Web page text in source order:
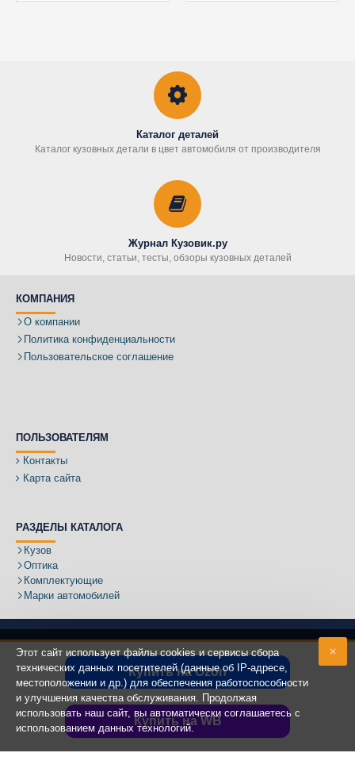
Купить на Ozon
Купить на WB
Каталог деталей
Каталог кузовных детали в цвет автомобиля от производителя
Журнал Кузовик.ру
Новости, статьи, тесты, обзоры кузовных деталей
КОМПАНИЯ
О компании
Политика конфиденциальности
Пользовательское соглашение
ПОЛЬЗОВАТЕЛЯМ
Контакты
Карта сайта
РАЗДЕЛЫ КАТАЛОГА
Кузов
Оптика
Комплектующие
Марки автомобилей
Адрес:
Copyright ©2020 - 2025КУЗОВИК.РУ
Этот сайт использует файлы cookies и сервисы сбора
технических данных посетителей (данные об IP-адресе,
местоположении и др.) для обеспечения работоспособности
и улучшения качества обслуживания. Продолжая
использовать наш сайт, вы автоматически соглашаетесь с
использованием данных технологий.